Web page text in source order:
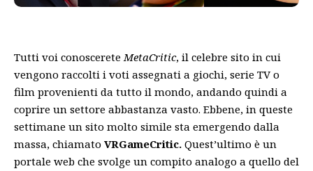
Tutti voi conoscereteMetaCritic, il celebre sito in cui
vengono raccolti i voti assegnati a giochi, serie TV o
film provenienti da tutto il mondo, andando quindi a
coprire un settore abbastanza vasto. Ebbene, in queste
settimane un sito molto simile sta emergendo dalla
massa, chiamato VRGameCritic. Quest’ultimo è un
portale web che svolge un compito analogo a quello del